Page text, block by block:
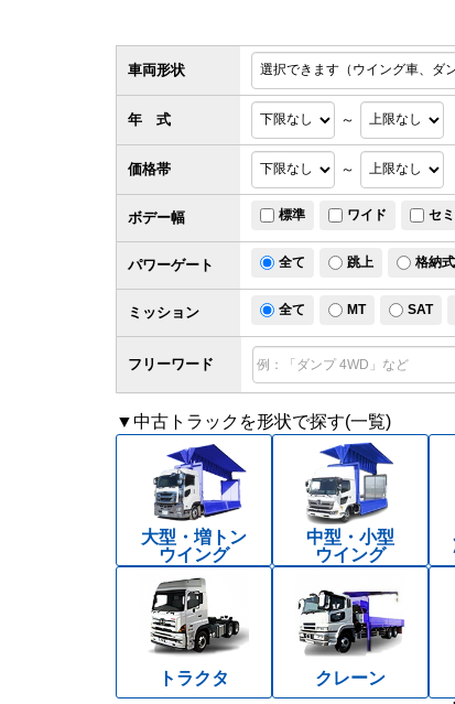
車両形状
価格帯 ～
フリーワード
年 式 ～
ボデー幅 標準 ワイド セ
パワーゲート 全て 跳上 格納式
ミッション 全て MT SAT
▼中古トラックを形状で探す(一覧)
大型・増トン
ウイング
中型・小型
ウイング
トラクタ クレーン